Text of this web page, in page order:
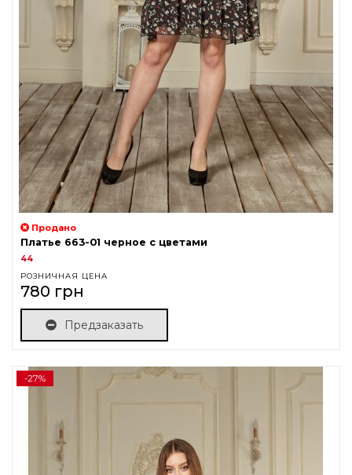
Продано
Платье 663-01 черное с цветами
44
РОЗНИЧНАЯ ЦЕНА
780 грн
Предзаказать
-27%